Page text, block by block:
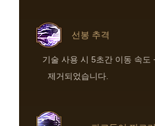
선봉 추격
기술 사용 시 5초간 이동 속도
제거되었습니다.